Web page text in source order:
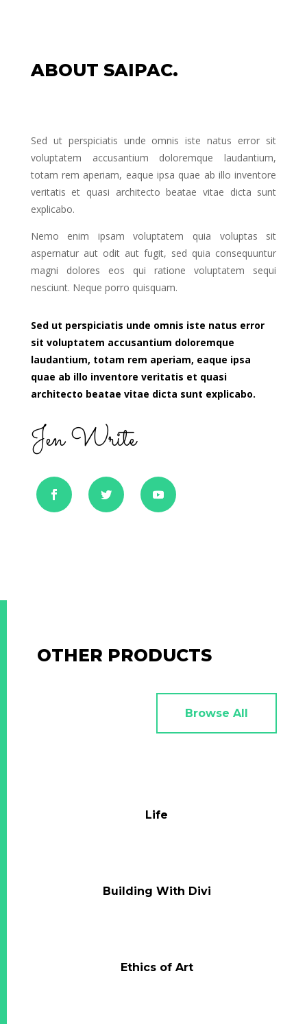
beatae vitae dicta sunt explicabo.
Magni dolores eos qui ratione
voluptatem sequi nesciunt. Neque porro
quisquam est, qui dolorem ipsum quia
dolor sit amet, consectetur.
ABOUT SAIPAC.
Sed ut perspiciatis unde omnis iste natus error sit
voluptatem accusantium doloremque laudantium,
totam rem aperiam, eaque ipsa quae ab illo inventore
veritatis et quasi architecto beatae vitae dicta sunt
explicabo.
Nemo enim ipsam voluptatem quia voluptas sit
aspernatur aut odit aut fugit, sed quia consequuntur
magni dolores eos qui ratione voluptatem sequi
nesciunt. Neque porro quisquam.
Sed ut perspiciatis unde omnis iste natus error
sit voluptatem accusantium doloremque
laudantium, totam rem aperiam, eaque ipsa
quae ab illo inventore veritatis et quasi
architecto beatae vitae dicta sunt explicabo.
Jen Write
OTHER PRODUCTS
Browse All
Life
Building With Divi
Ethics of Art